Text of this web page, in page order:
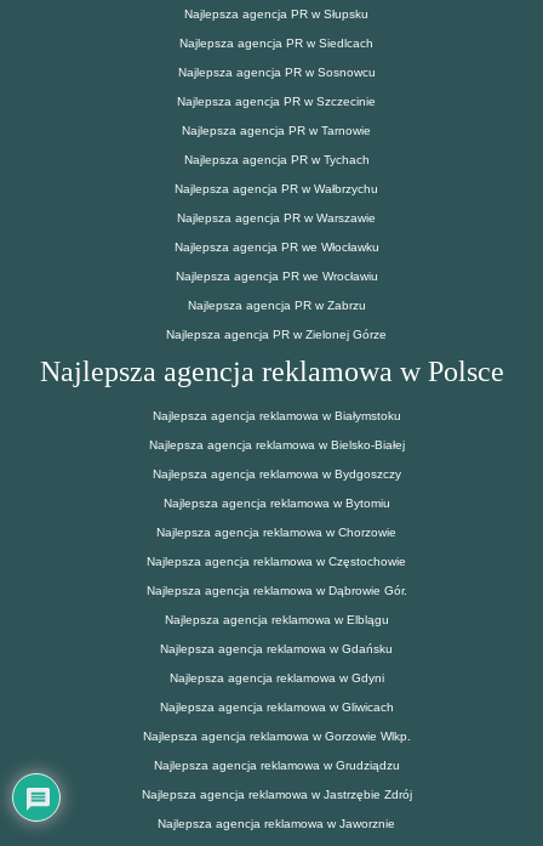
Najlepsza agencja PR w Słupsku
Najlepsza agencja PR w Siedlcach
Najlepsza agencja PR w Sosnowcu
Najlepsza agencja PR w Szczecinie
Najlepsza agencja PR w Tarnowie
Najlepsza agencja PR w Tychach
Najlepsza agencja PR w Wałbrzychu
Najlepsza agencja PR w Warszawie
Najlepsza agencja PR we Włocławku
Najlepsza agencja PR we Wrocławiu
Najlepsza agencja PR w Zabrzu
Najlepsza agencja PR w Zielonej Górze
Najlepsza agencja reklamowa w Polsce
Najlepsza agencja reklamowa w Białymstoku
Najlepsza agencja reklamowa w Bielsko-Białej
Najlepsza agencja reklamowa w Bydgoszczy
Najlepsza agencja reklamowa w Bytomiu
Najlepsza agencja reklamowa w Chorzowie
Najlepsza agencja reklamowa w Częstochowie
Najlepsza agencja reklamowa w Dąbrowie Gór.
Najlepsza agencja reklamowa w Elblągu
Najlepsza agencja reklamowa w Gdańsku
Najlepsza agencja reklamowa w Gdyni
Najlepsza agencja reklamowa w Gliwicach
Najlepsza agencja reklamowa w Gorzowie Wlkp.
Najlepsza agencja reklamowa w Grudziądzu
Najlepsza agencja reklamowa w Jastrzębie Zdrój
Najlepsza agencja reklamowa w Jaworznie